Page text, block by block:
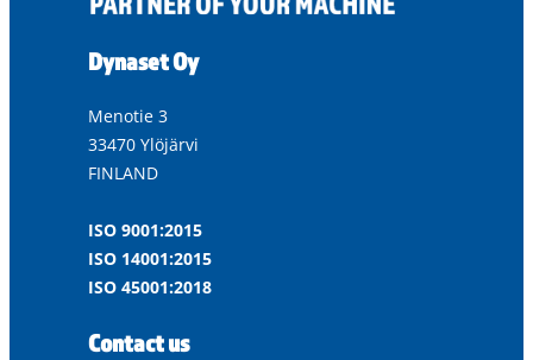
Dynaset Oy
Menotie 3
33470 Ylöjärvi
FINLAND
ISO 9001:2015
ISO 14001:2015
ISO 45001:2018
Contact us